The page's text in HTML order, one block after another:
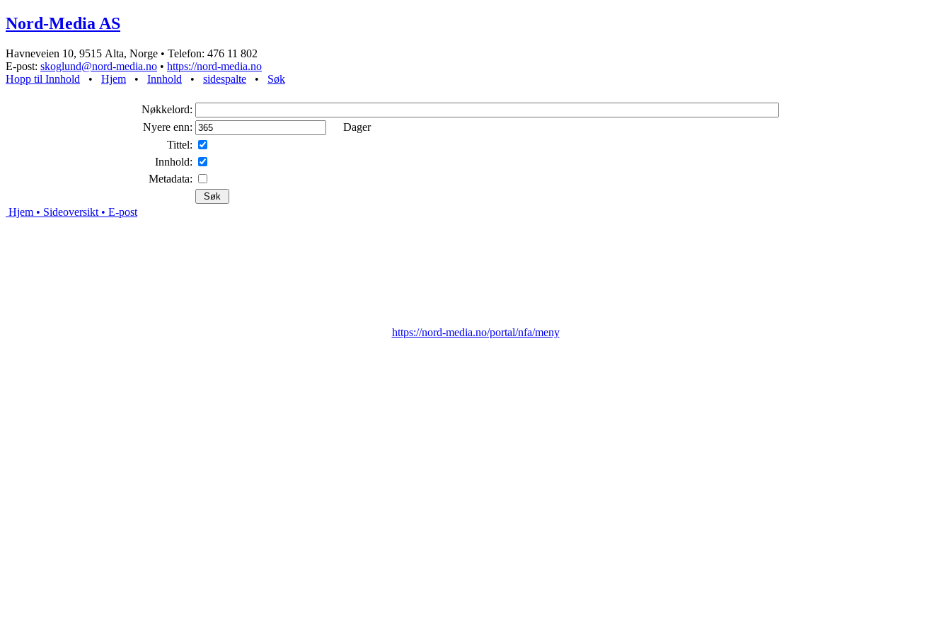
Nord-Media AS
Havneveien 10, 9515 Alta, Norge • Telefon: 476 11 802
E-post: skoglund@nord-media.no • https://nord-media.no
Hopp til Innhold • Hjem • Innhold • sidespalte • Søk
Nøkkelord:
Nyere enn:
Dager
Tittel:
Innhold:
Metadata:
Hjem • Sideoversikt • E-post
https://nord-media.no/portal/nfa/meny